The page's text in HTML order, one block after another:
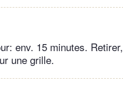
env. 15 minutes. Retirer,
une grille.